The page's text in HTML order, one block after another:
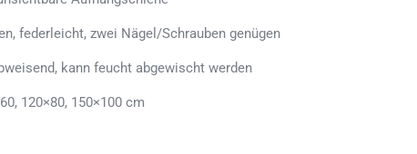
federleicht, zwei Nägel/Schrauben genügen
kann feucht abgewischt werden
120×80, 150×100 cm